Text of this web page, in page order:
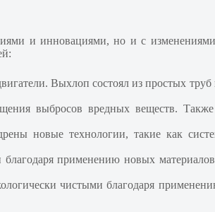
и инновациями, но и с
Выхлоп состоял из простых
выбросов вредных веществ.
новые технологии, такие как
применению новых
чистыми благодаря